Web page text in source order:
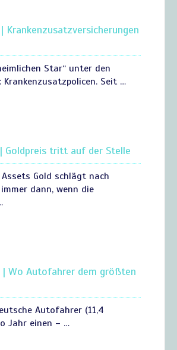
Krankenzusatzversicherungen
Star“ unter den
Krankenzusatzpolicen. Seit …
Goldpreis tritt auf der Stelle
Gold schlägt nach
dann, wenn die
Wo Autofahrer dem größten
Autofahrer (11,4
Jahr einen – …